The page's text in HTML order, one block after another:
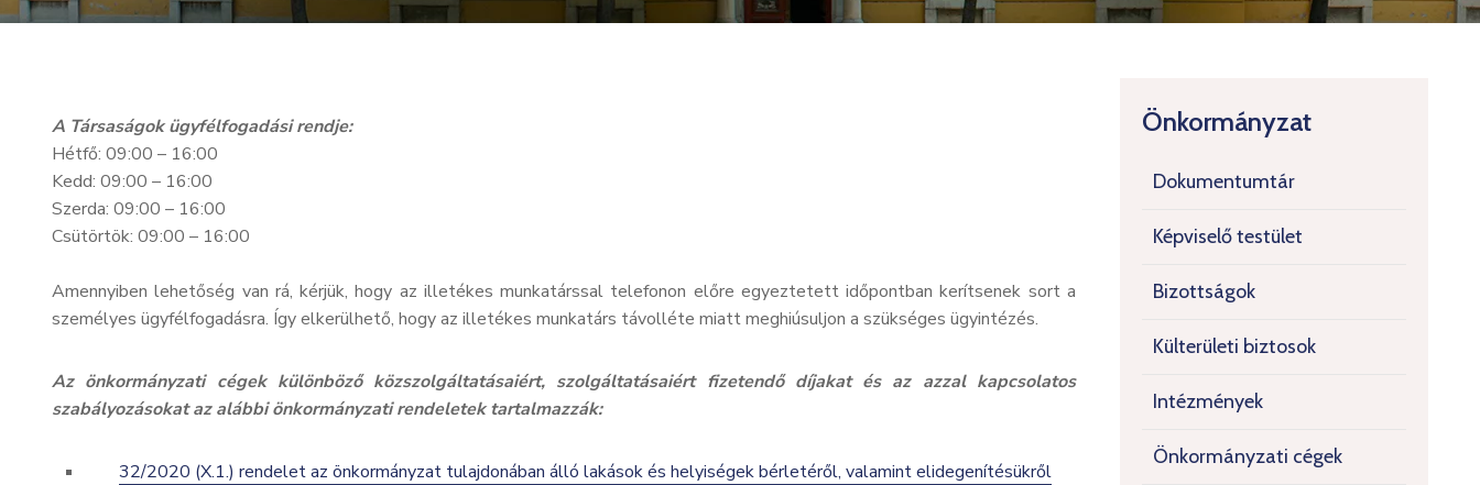
A Társaságok ügyfélfogadási rendje:
Hétfő: 09:00 – 16:00
Kedd: 09:00 – 16:00
Szerda: 09:00 – 16:00
Csütörtök: 09:00 – 16:00
Amennyiben lehetőség van rá, kérjük, hogy az illetékes munkatárssal telefonon előre egyeztetett időpontban kerítsenek sort a
személyes ügyfélfogadásra. Így elkerülhető, hogy az illetékes munkatárs távolléte miatt meghiúsuljon a szükséges ügyintézés.
Az önkormányzati cégek különböző közszolgáltatásaiért, szolgáltatásaiért fizetendő díjakat és az azzal kapcsolatos
szabályozásokat az alábbi önkormányzati rendeletek tartalmazzák:
32/2020 (X.1.) rendelet az önkormányzat tulajdonában álló lakások és helyiségek bérletéről, valamint elidegenítésükről
Önkormányzat
Dokumentumtár
Képviselő testület
Bizottságok
Külterületi biztosok
Intézmények
Önkormányzati cégek